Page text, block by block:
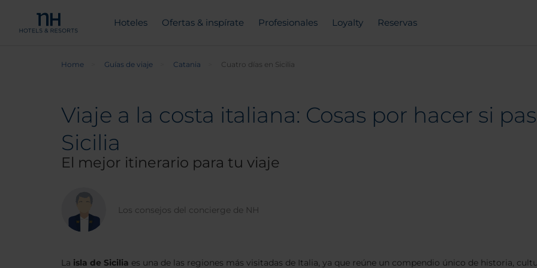
Hoteles Ofertas & inspírate Profesionales Loyalty Reservas
Home Guías de viaje Catania Cuatro días en Sicilia
Viaje a la costa italiana: Cosas por hacer si
Sicilia
El mejor itinerario para tu viaje
Los consejos del concierge de NH
La isla de Sicilia es una de las regiones más visitadas de Italia, ya que reúne un compendio único de historia,